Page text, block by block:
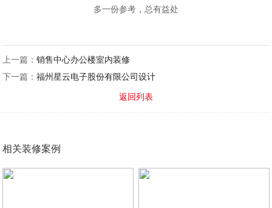
多一份参考，总有益处
上一篇：销售中心办公楼室内装修
下一篇：福州星云电子股份有限公司设计
返回列表
相关装修案例